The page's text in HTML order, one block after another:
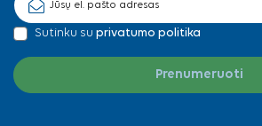
Sutinku su privatumo politika